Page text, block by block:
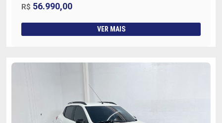
R$ 56.990,00
VER MAIS